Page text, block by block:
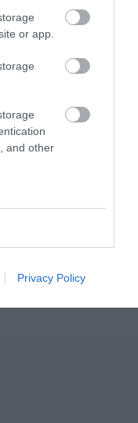
or app.
and other
Privacy Policy
θάλασσα